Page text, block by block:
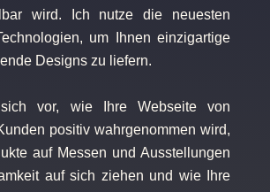
wird. Ich nutze die neuesten
um Ihnen einzigartige
Designs zu liefern.
vor, wie Ihre Webseite von
positiv wahrgenommen wird,
auf Messen und Ausstellungen
auf sich ziehen und wie Ihre